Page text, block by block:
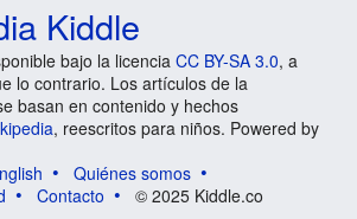
Kiddle
bajo la licencia CC BY-SA 3.0, a
lo contrario. Los artículos de la
basan en contenido y hechos
, reescritos para niños. Powered by
Quiénes somos
Contacto © 2025 Kiddle.co